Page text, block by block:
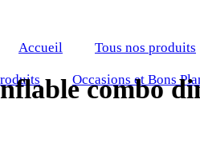
Accueil Tous nos produits
Occasions et Bons
combo